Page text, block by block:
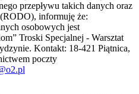
przepływu takich danych oraz
informuję że:
osobowych jest
Troski Specjalnej - Warsztat
Kontakt: 18-421 Piątnica,
poczty